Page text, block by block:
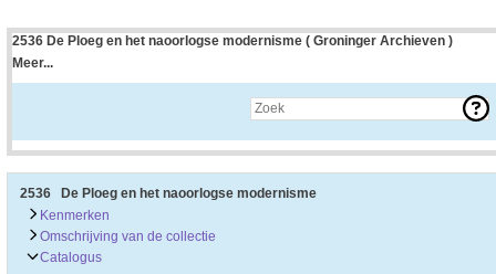
2536 De Ploeg en het naoorlogse modernisme ( Groninger Archieven )
Meer...
Uitleg bij archieftoegang
Een archieftoegang geeft uitgebreide informatie over een bepaald archief.
• Kenmerken van het archief
• Inleiding op het archief
• Inventaris of plaatsingslijst
• Eventueel bijlagen
De kenmerken van het archief zijn o.m. de omvang, vindplaats,
De inleiding op het archief bevat interessante informatie over de
2536 De Ploeg en het naoorlogse modernisme
Kenmerken
Omschrijving van de collectie
Catalogus